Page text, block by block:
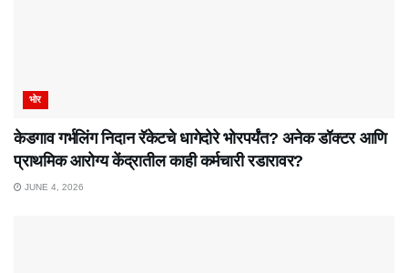
भोर
केडगाव गर्भलिंग निदान रॅकेटचे धागेदोरे भोरपर्यंत? अनेक डॉक्टर आणि
प्राथमिक आरोग्य केंद्रातील काही कर्मचारी रडारावर?
JUNE 4, 2026